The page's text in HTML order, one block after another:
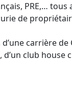
PRE,…
de
carrière
club